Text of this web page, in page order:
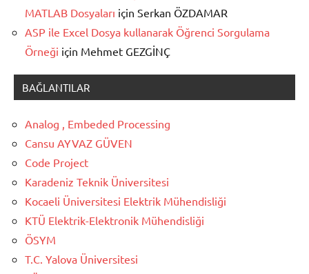
MATLAB Dosyaları için Serkan ÖZDAMAR
ASP ile Excel Dosya kullanarak Öğrenci Sorgulama
Örneği için Mehmet GEZGİNÇ
BAĞLANTILAR
Analog , Embeded Processing
Cansu AYVAZ GÜVEN
Code Project
Karadeniz Teknik Üniversitesi
Kocaeli Üniversitesi Elektrik Mühendisliği
KTÜ Elektrik-Elektronik Mühendisliği
ÖSYM
T.C. Yalova Üniversitesi